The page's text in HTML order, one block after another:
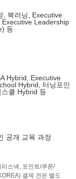
, 북러닝, Executive
Executive Leadership
등
Hybrid, Executive
Hybrid, 터닝포인
쿨 Hybrid 등
공개 교육 과정
스낵, 포인트/쿠폰/
결제 건은 별도